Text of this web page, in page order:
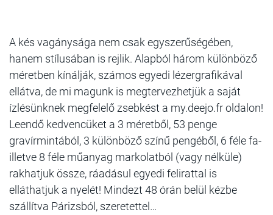
A kés vagánysága nem csak egyszerűségében,
hanem stílusában is rejlik. Alapból három különböző
méretben kínálják, számos egyedi lézergrafikával
ellátva, de mi magunk is megtervezhetjük a saját
ízlésünknek megfelelő zsebkést a my.deejo.fr oldalon!
Leendő kedvencüket a 3 méretből, 53 penge
gravírmintából, 3 különböző színű pengéből, 6 féle fa-
illetve 8 féle műanyag markolatból (vagy nélküle)
rakhatjuk össze, ráadásul egyedi felirattal is
elláthatjuk a nyelét! Mindezt 48 órán belül kézbe
szállítva Párizsból, szeretettel…